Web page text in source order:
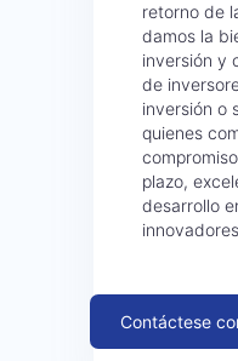
Contáctese
retorno de
damos la
inversión y
de
inversión o
quienes
plazo,
desarrollo